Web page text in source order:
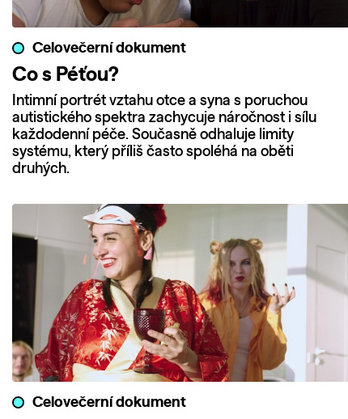
Celovečerní dokument
Co s Péťou?
Intimní portrét vztahu otce a syna s poruchou
autistického spektra zachycuje náročnost i sílu
každodenní péče. Současně odhaluje limity
systému, který příliš často spoléhá na oběti
druhých.
Celovečerní dokument